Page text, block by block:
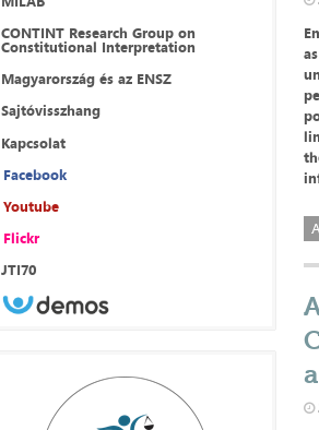
CONTINT Research Group on
Constitutional Interpretation
Magyarország és az ENSZ
Sajtóvisszhang
Kapcsolat
Facebook
Youtube
Flickr
JTI70